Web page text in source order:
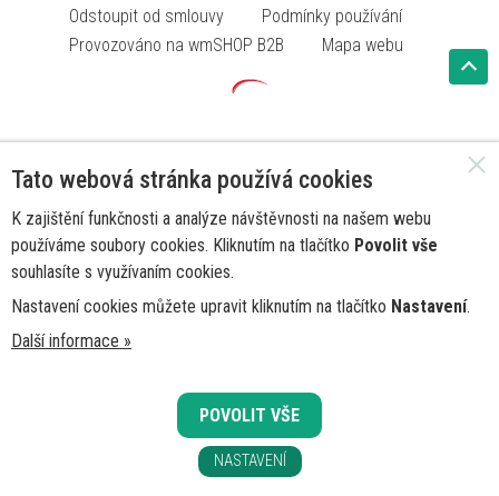
Odstoupit od smlouvy
Podmínky používání
Provozováno na wmSHOP B2B
Mapa webu
Tato webová stránka používá cookies
K zajištění funkčnosti a analýze návštěvnosti na našem webu
používáme soubory cookies. Kliknutím na tlačítko Povolit vše
souhlasíte s využívaním cookies.
Nastavení cookies můžete upravit kliknutím na tlačítko Nastavení.
Další informace »
POVOLIT VŠE
NASTAVENÍ